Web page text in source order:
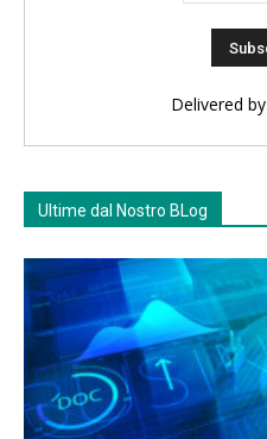
Delivered by
Ultime dal Nostro BLog